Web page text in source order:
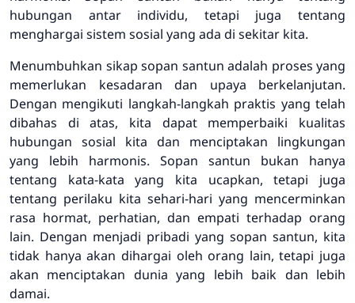
hubungan antar individu, tetapi juga tentang
menghargai sistem sosial yang ada di sekitar kita.
Menumbuhkan sikap sopan santun adalah proses yang
memerlukan kesadaran dan upaya berkelanjutan.
Dengan mengikuti langkah-langkah praktis yang telah
dibahas di atas, kita dapat memperbaiki kualitas
hubungan sosial kita dan menciptakan lingkungan
yang lebih harmonis. Sopan santun bukan hanya
tentang kata-kata yang kita ucapkan, tetapi juga
tentang perilaku kita sehari-hari yang mencerminkan
rasa hormat, perhatian, dan empati terhadap orang
lain. Dengan menjadi pribadi yang sopan santun, kita
tidak hanya akan dihargai oleh orang lain, tetapi juga
akan menciptakan dunia yang lebih baik dan lebih
damai.